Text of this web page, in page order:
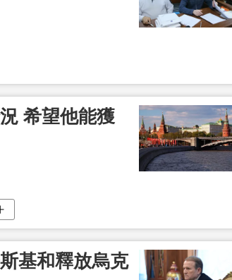
希望他能獲
基和釋放烏克